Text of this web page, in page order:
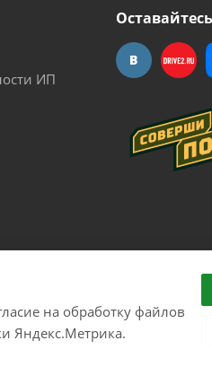
ИП
Соверши побег из города!.
на обработку файлов
Яндекс.Метрика.